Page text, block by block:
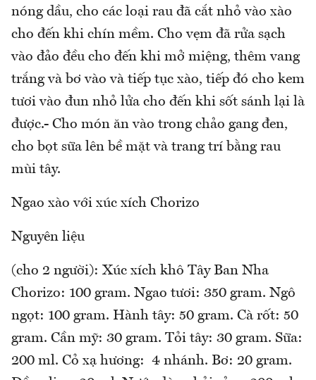
nóng dầu, cho các loại rau đã cắt nhỏ vào xào
cho đến khi chín mềm. Cho vẹm đã rửa sạch
vào đảo đều cho đến khi mở miệng, thêm vang
trắng và bơ vào và tiếp tục xào, tiếp đó cho kem
tươi vào đun nhỏ lửa cho đến khi sốt sánh lại là
được.- Cho món ăn vào trong chảo gang đen,
cho bọt sữa lên bề mặt và trang trí bằng rau
mùi tây.
Ngao xào với xúc xích Chorizo
Nguyên liệu
(cho 2 người): Xúc xích khô Tây Ban Nha
Chorizo: 100 gram. Ngao tươi: 350 gram. Ngô
ngọt: 100 gram. Hành tây: 50 gram. Cà rốt: 50
gram. Cần mỹ: 30 gram. Tỏi tây: 30 gram. Sữa:
200 ml. Cỏ xạ hương: 4 nhánh. Bơ: 20 gram.